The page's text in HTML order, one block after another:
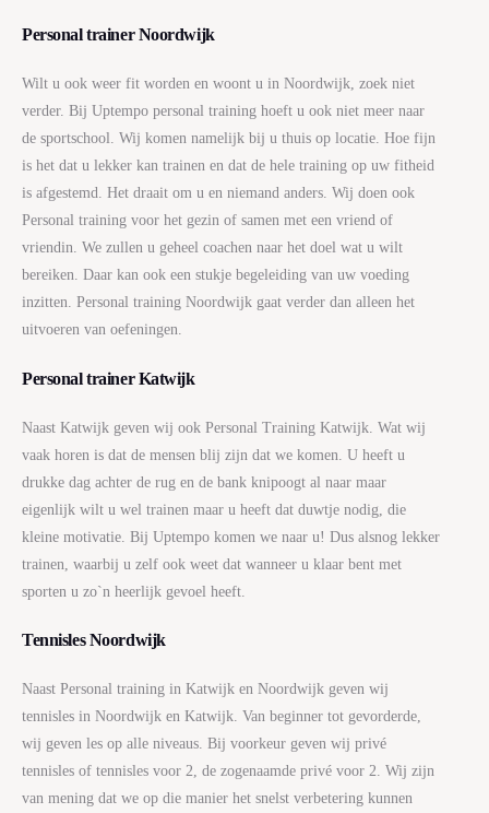
Personal trainer Noordwijk
Wilt u ook weer fit worden en woont u in Noordwijk, zoek niet
verder. Bij Uptempo personal training hoeft u ook niet meer naar
de sportschool. Wij komen namelijk bij u thuis op locatie. Hoe fijn
is het dat u lekker kan trainen en dat de hele training op uw fitheid
is afgestemd. Het draait om u en niemand anders. Wij doen ook
Personal training voor het gezin of samen met een vriend of
vriendin. We zullen u geheel coachen naar het doel wat u wilt
bereiken. Daar kan ook een stukje begeleiding van uw voeding
inzitten. Personal training Noordwijk gaat verder dan alleen het
uitvoeren van oefeningen.
Personal trainer Katwijk
Naast Katwijk geven wij ook Personal Training Katwijk. Wat wij
vaak horen is dat de mensen blij zijn dat we komen. U heeft u
drukke dag achter de rug en de bank knipoogt al naar maar
eigenlijk wilt u wel trainen maar u heeft dat duwtje nodig, die
kleine motivatie. Bij Uptempo komen we naar u! Dus alsnog lekker
trainen, waarbij u zelf ook weet dat wanneer u klaar bent met
sporten u zo`n heerlijk gevoel heeft.
Tennisles Noordwijk
Naast Personal training in Katwijk en Noordwijk geven wij
tennisles in Noordwijk en Katwijk. Van beginner tot gevorderde,
wij geven les op alle niveaus. Bij voorkeur geven wij privé
tennisles of tennisles voor 2, de zogenaamde privé voor 2. Wij zijn
van mening dat we op die manier het snelst verbetering kunnen